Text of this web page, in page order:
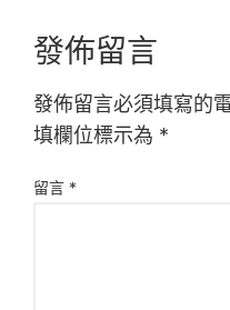
發佈留言
發佈留言必須填寫的
填欄位標示為 *
留言 *